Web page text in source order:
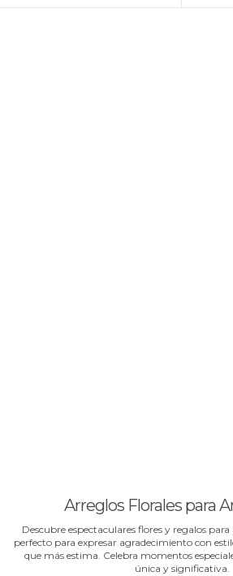
Arreglos Florales para
Descubre espectaculares flores y regalos
perfecto para expresar agradecimiento con
que más estima. Celebra momentos
única y significativa.